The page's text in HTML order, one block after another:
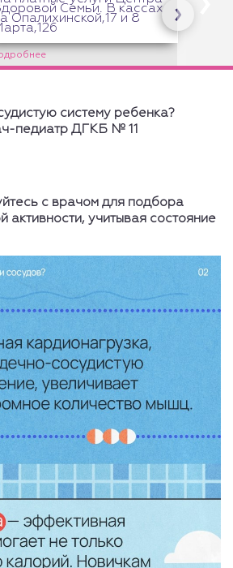
систему ребенка?
педиатр ДГКБ № 11
с врачом для подбора
учитывая состояние